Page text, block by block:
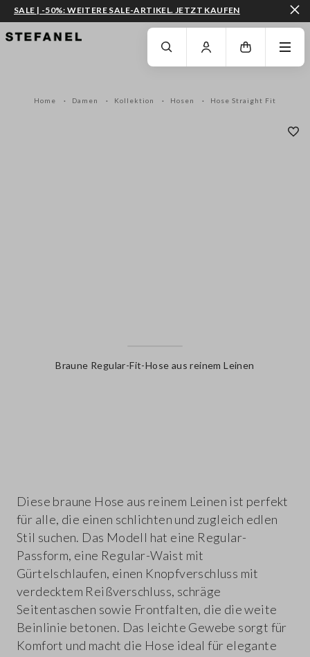
ZUM HAUPTINHALT SPRINGEN GEHEN SIE ZUM ENDE DER SEITE
SALE | -50%: WEITERE SALE-ARTIKEL. JETZT KAUFEN
Home Damen Kollektion Hosen Hose Straight Fit
Braune Regular-Fit-Hose aus reinem Leinen
Diese braune Hose aus reinem Leinen ist perfekt
für alle, die einen schlichten und zugleich edlen
Stil suchen. Das Modell hat eine Regular-
Passform, eine Regular-Waist mit
Gürtelschlaufen, einen Knopfverschluss mit
verdecktem Reißverschluss, schräge
Seitentaschen sowie Frontfalten, die die weite
Beinlinie betonen. Das leichte Gewebe sorgt für
Komfort und macht die Hose ideal für elegante